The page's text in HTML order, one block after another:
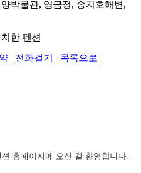
박물관, 영금정, 송지호해변,
한 펜션
전화걸기 목록으로
홈페이지에 오신 걸 환영합니다.